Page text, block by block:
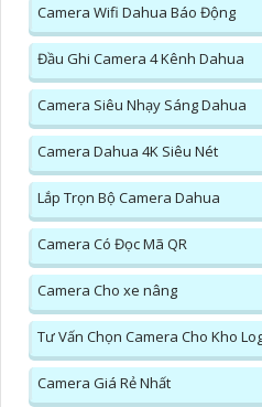
Camera Wifi Dahua Báo Động
Đầu Ghi Camera 4 Kênh Dahua
Camera Siêu Nhạy Sáng Dahua
Camera Dahua 4K Siêu Nét
Lắp Trọn Bộ Camera Dahua
Camera Có Đọc Mã QR
Camera Cho xe nâng
Tư Vấn Chọn Camera Cho Kho
Camera Giá Rẻ Nhất